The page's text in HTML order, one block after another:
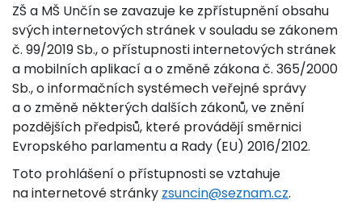
ZŠ a MŠ Unčín se zavazuje ke zpřístupnění obsahu
svých internetových stránek v souladu se zákonem
č. 99/2019 Sb., o přístupnosti internetových stránek
a mobilních aplikací a o změně zákona č. 365/2000
Sb., o informačních systémech veřejné správy
a o změně některých dalších zákonů, ve znění
pozdějších předpisů, které provádějí směrnici
Evropského parlamentu a Rady (EU) 2016/2102.
Toto prohlášení o přístupnosti se vztahuje
na internetové stránky zsuncin@seznam.cz.